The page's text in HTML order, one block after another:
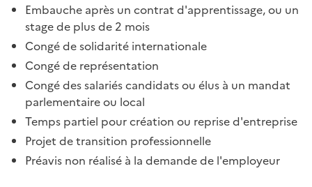
Embauche après un contrat d'apprentissage, ou un
stage de plus de 2 mois
Congé de solidarité internationale
Congé de représentation
Congé des salariés candidats ou élus à un mandat
parlementaire ou local
Temps partiel pour création ou reprise d'entreprise
Projet de transition professionnelle
Préavis non réalisé à la demande de l'employeur